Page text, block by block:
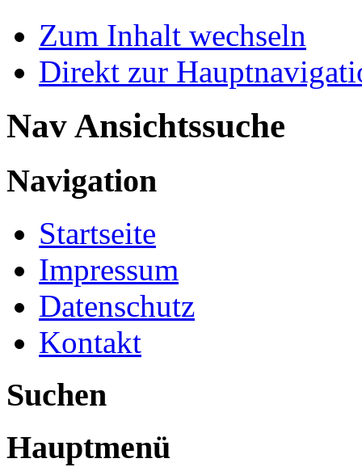
Zum Inhalt wechseln
Direkt zur
Nav Ansichtssuche
Navigation
Startseite
Impressum
Datenschutz
Kontakt
Suchen
Hauptmenü